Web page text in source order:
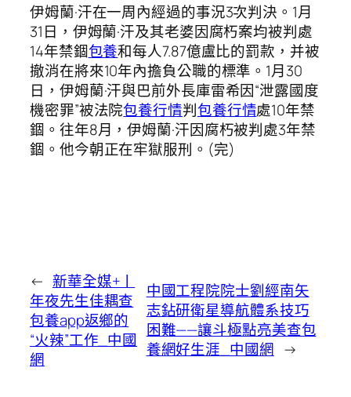
伊姆蘭·汗在一周內經過的事況3次判決。1月
31日，伊姆蘭·汗及其老婆因腐朽案均被判處
14年禁錮包養和每人7.87億盧比的罰款，并被
撤消在將來10年內擔負公職的標準。1月30
日，伊姆蘭·汗與巴前外長庫雷希因“泄露國度
機密罪”被法院包養行情判包養行情處10年禁
錮。往年8月，伊姆蘭·汗因腐朽被判處3年禁
錮。他今朝正在牢獄服刑。(完)
← 新華全媒+丨
年夜先生佳耦查
包養app返鄉的
“火辣”工作_中國
網
中國工程院院士劉經南矢
志鉆研衛星導航體系技巧
困難——讓斗極點亮美查包
養網好生涯_中國網 →